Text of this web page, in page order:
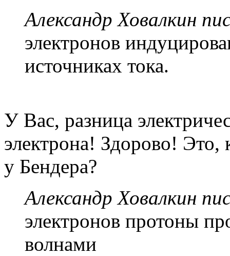
Александр Ховалкин
электронов
источниках тока.
У Вас, разница
электрона! Здорово! Это,
у Бендера?
Александр Ховалкин
электронов протоны
волнами